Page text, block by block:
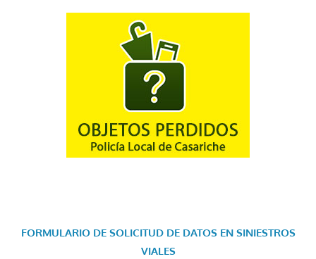
FORMULARIO DE SOLICITUD DE DATOS EN SINIESTROS
VIALES